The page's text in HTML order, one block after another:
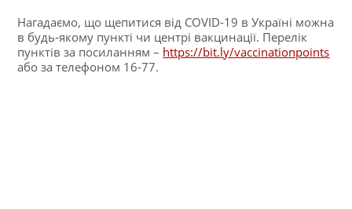
Нагадаємо, що щепитися від COVID-19 в Україні можна
в будь-якому пункті чи центрі вакцинації. Перелік
пунктів за посиланням – https://bit.ly/vaccinationpoints
або за телефоном 16-77.